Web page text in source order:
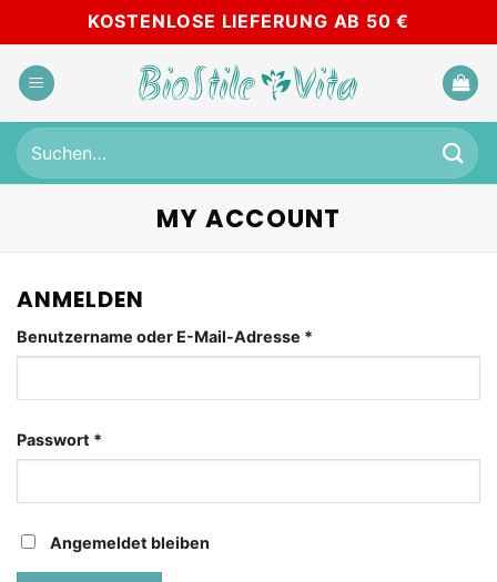
Inhalt
springen
KOSTENLOSE LIEFERUNG AB 50 €
Suchen
nach:
MY ACCOUNT
ANMELDEN
Benutzername oder E-Mail-Adresse *
Passwort *
Angemeldet bleiben